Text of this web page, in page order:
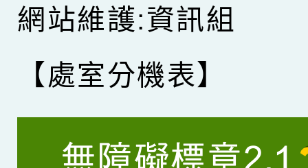
網站維護:資訊組
【處室分機表】